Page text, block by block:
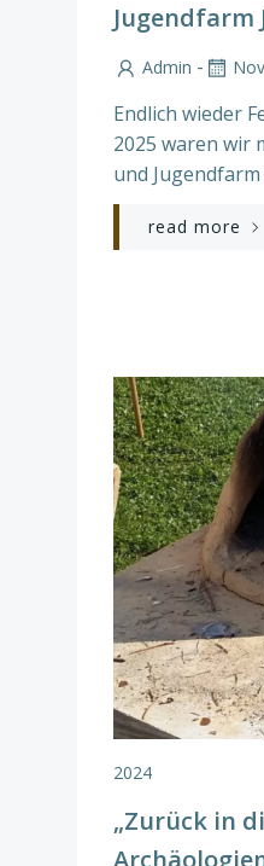
Jugendfarm
Admin -
Endlich wieder
2025 waren wir
und
read more
2024
„Zurück in